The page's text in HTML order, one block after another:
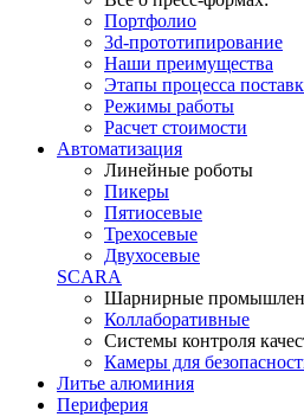
Портфолио
3d-прототипирование
Наши преимущества
Этапы процесса
Режимы работы
Расчет стоимости
Автоматизация
Линейные роботы
Пикеры
Пятиосевые
Трехосевые
Двухосевые
SCARA
Шарнирные
Коллаборативные
Системы контроля
Камеры для
Литье алюминия
Периферия